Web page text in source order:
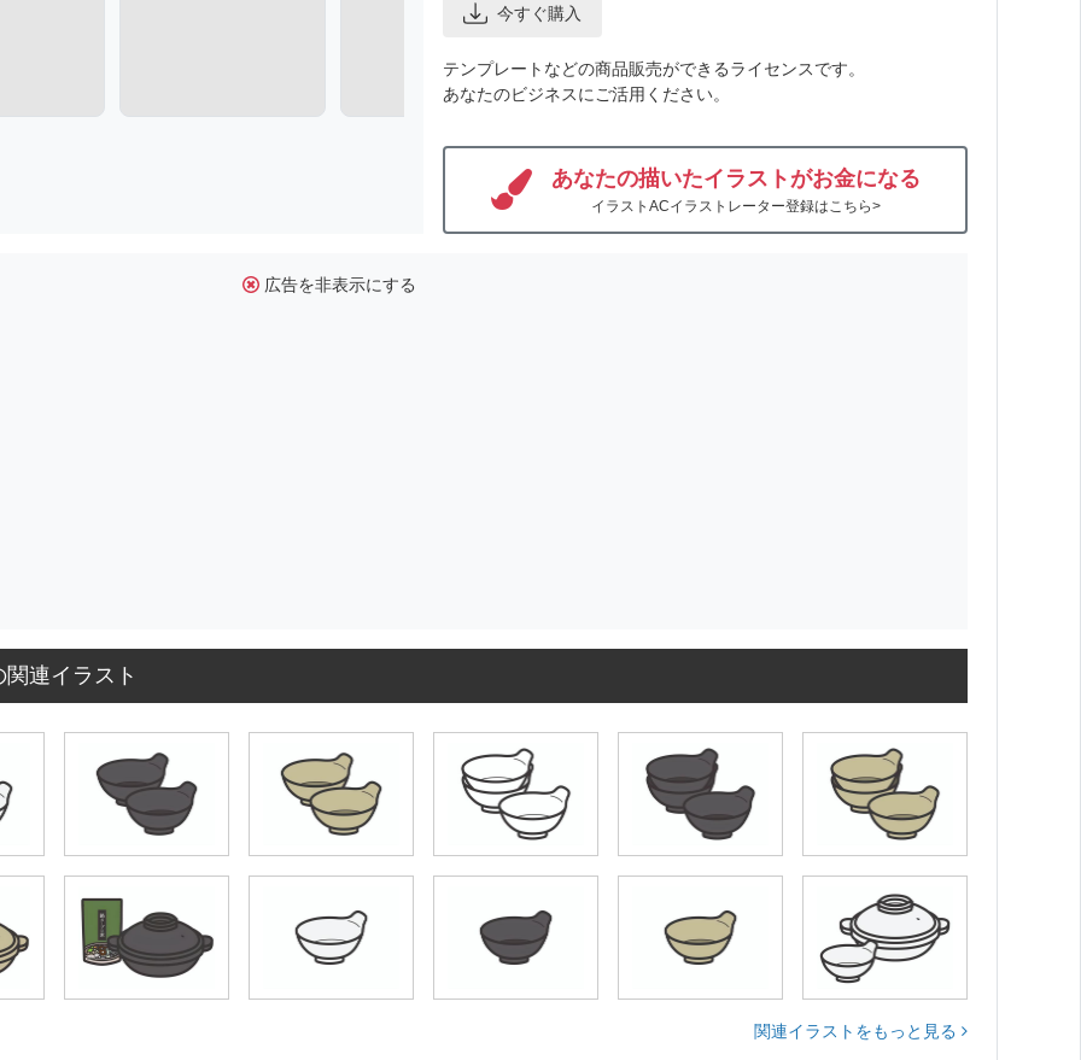
今すぐ購入
テンプレートなどの商品販売ができるライセンスです。
あなたのビジネスにご活用ください。
あなたの描いたイラストがお金になる
イラストACイラストレーター登録はこちら>
広告を非表示にする
連イラスト
関連イラストをもっと見る